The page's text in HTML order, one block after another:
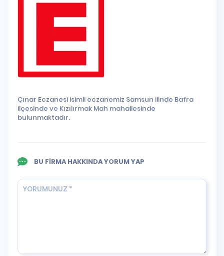
Çınar Eczanesi isimli eczanemiz Samsun ilinde Bafra
ilçesinde ve Kızılırmak Mah mahallesinde
bulunmaktadır.
BU FİRMA HAKKINDA YORUM YAP